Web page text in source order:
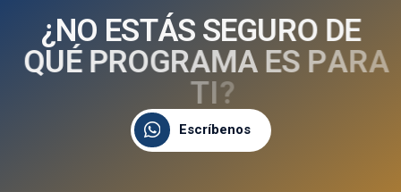
¿NO ESTÁS SEGURO DE
QUÉ PROGRAMA ES PARA
TI?
Escríbenos